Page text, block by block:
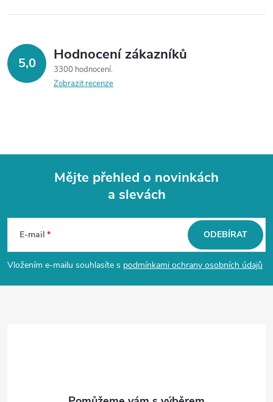
5,0 Hodnocení zákazníků
3300 hodnocení
Zobrazit recenze
p
Mějte přehled o novinkách
a slevách
E-mail
Vložením e-mailu souhlasíte s podmínkami ochrany osobních údajů
ODEBÍRAT